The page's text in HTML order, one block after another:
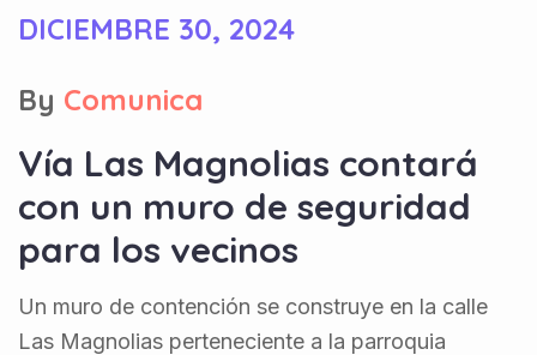
DICIEMBRE 30, 2024
By Comunica
Vía Las Magnolias contará
con un muro de seguridad
para los vecinos
Un muro de contención se construye en la calle
Las Magnolias perteneciente a la parroquia